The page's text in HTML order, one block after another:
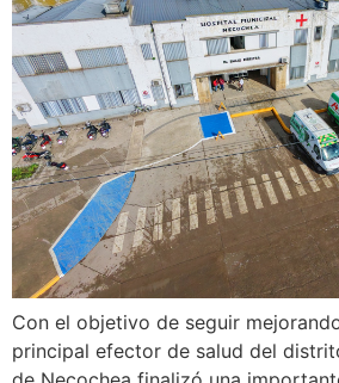
Con el objetivo de seguir
principal efector de salud del